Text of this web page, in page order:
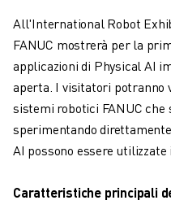
SOSTENIBILITÀ DI ROBOCUT
SOLUZIONI IIOT
SOLUZIONI PER FABBRICHE
SOLUZIONI DI FABBRICA
REGISTRAZIONE DEI PRODOTTI
CASI DI SUCCESSO
SOLUZIONI
TUTTI I SETTORI
All'International Robot
FANUC mostrerà per la
applicazioni di Physical AI
aperta. I visitatori potranno
sistemi robotici FANUC che
sperimentando
AI possono essere utilizzate
Caratteristiche principali